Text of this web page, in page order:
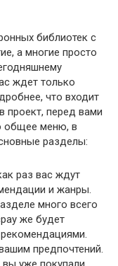
библиотек с
а многие просто
ждет только
что входит
проект, перед вами
общее меню, в
разделы:
раз вас ждут
и жанры.
много всего
же будет
предпочтений.